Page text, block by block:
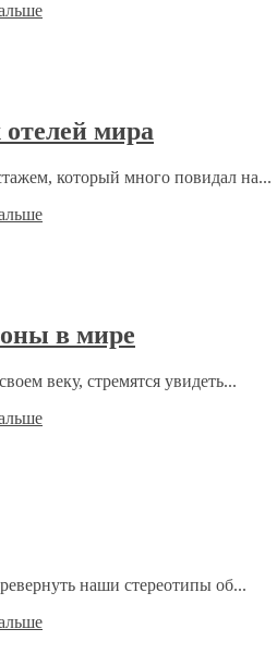
мира
который много повидал на...
в мире
веку, стремятся увидеть...
наши стереотипы об...